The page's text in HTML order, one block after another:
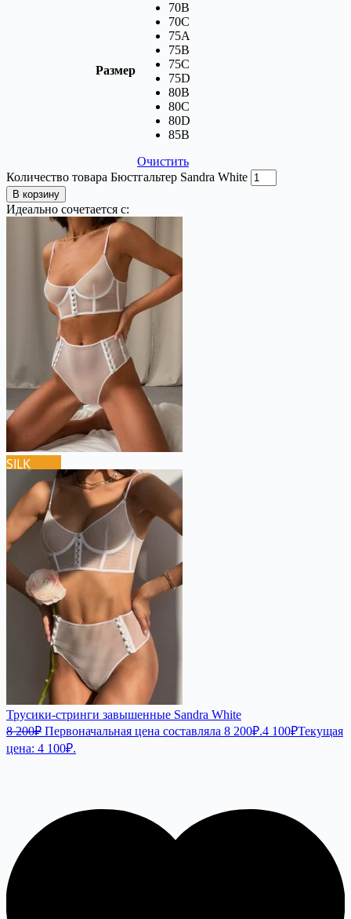
Размер
70B
70C
75A
75B
75C
75D
80B
80C
80D
85В
Очистить
Количество товара Бюстгальтер Sandra White
В корзину
Идеально сочетается с:
SILK
Трусики-стринги завышенные Sandra White
8 200₽ Первоначальная цена составляла 8 200₽.4 100₽Текущая
цена: 4 100₽.